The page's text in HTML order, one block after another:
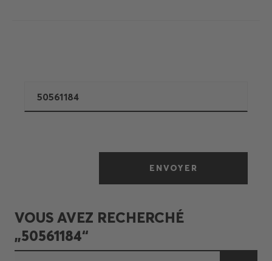
ENVOYER
VOUS AVEZ RECHERCHÉ
„50561184“